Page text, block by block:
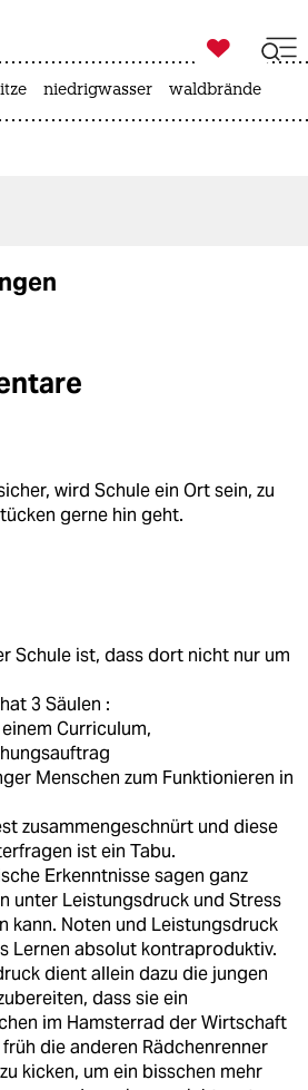

taz zahl ich
niedrigwasser waldbrände
wird Schule ein Ort sein, zu
gerne hin geht.
Schule ist, dass dort nicht nur um
3 Säulen :
Curriculum,
Menschen zum Funktionieren in
zusammengeschnürt und diese
ist ein Tabu.
Erkenntnisse sagen ganz
unter Leistungsdruck und Stress
kann. Noten und Leistungsdruck
Lernen absolut kontraproduktiv.
dient allein dazu die jungen
dass sie ein
im Hamsterrad der Wirtschaft
die anderen Rädchenrenner
kicken, um ein bisschen mehr